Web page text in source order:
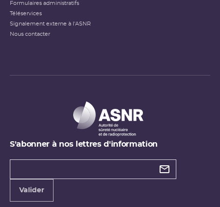
Formulaires administratifs
Téléservices
Signalement externe à l'ASNR
Nous contacter
S'abonner à nos lettres d'information
Types de
Valider